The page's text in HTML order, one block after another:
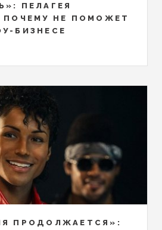
ПЕЛАГЕЯ
ПОЧЕМУ НЕ ПОМОЖЕТ
БИЗНЕСЕ
ПРОДОЛЖАЕТСЯ»: